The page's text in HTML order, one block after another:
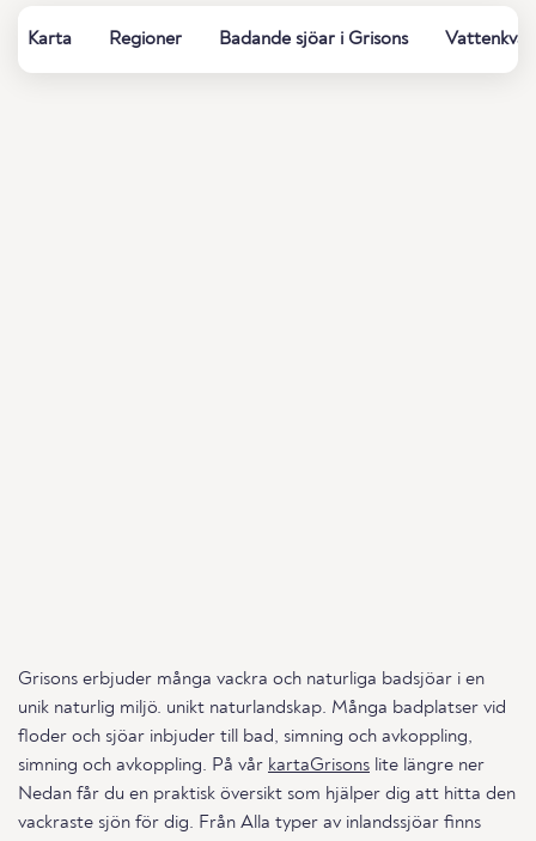
Karta Regioner Badande sjöar i Grisons
Grisons erbjuder många vackra och naturliga badsjöar i en
unik naturlig miljö. unikt naturlandskap. Många badplatser vid
floder och sjöar inbjuder till bad, simning och avkoppling,
simning och avkoppling. På vår kartaGrisons lite längre ner
Nedan får du en praktisk översikt som hjälper dig att hitta den
vackraste sjön för dig. Från Alla typer av inlandssjöar finns